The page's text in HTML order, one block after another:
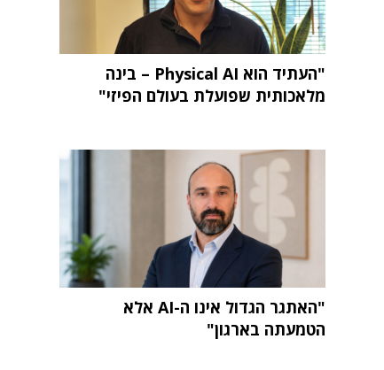
"העתיד הוא Physical AI – בינה
מלאכותית שפועלת בעולם הפיזי"
"האתגר הגדול אינו ה-AI אלא
הטמעתה בארגון"